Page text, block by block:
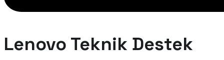
Lenovo Teknik Destek